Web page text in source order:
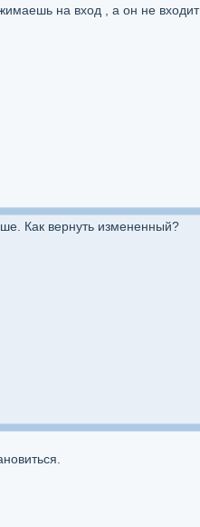
на вход , а он не входит
Как вернуть измененный?